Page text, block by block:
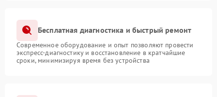
Бесплатная диагностика и быстрый ремонт
Современное оборудование и опыт позволяют провести
экспресс-диагностику и восстановление в кратчайшие
сроки, минимизируя время без устройства